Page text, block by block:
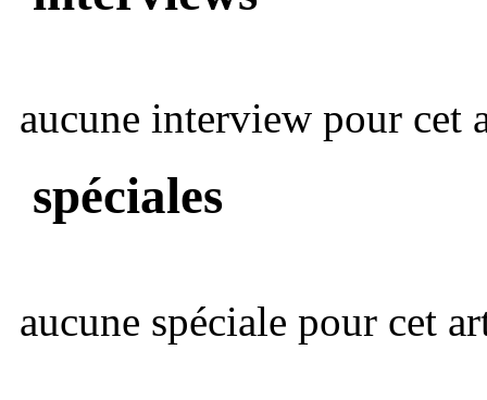
aucune interview pour cet
spéciales
aucune spéciale pour cet